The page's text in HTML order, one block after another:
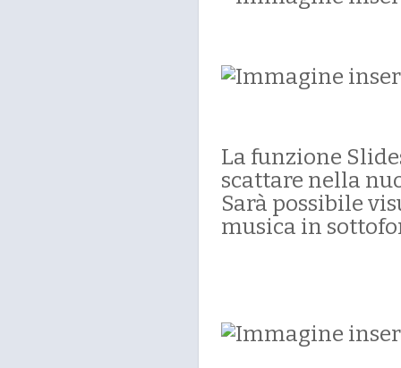
La funzione
scattare nella
Sarà possibile
musica in